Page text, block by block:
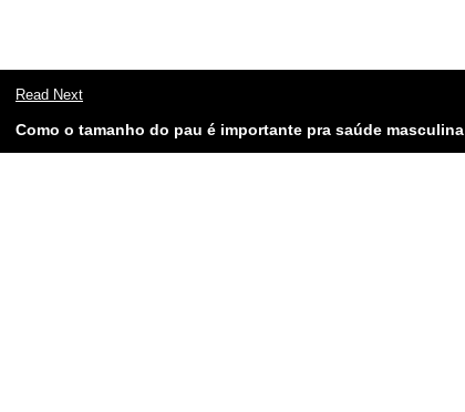
Read Next
Como o tamanho do pau é importante pra saúde masculina